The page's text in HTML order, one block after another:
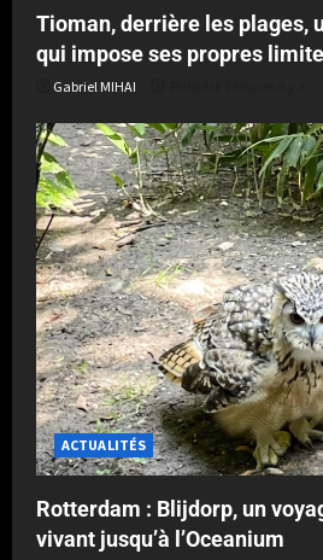
Tioman, derrière les plages,
qui impose ses propres
Gabriel MIHAI
ACTUALITÉS
Rotterdam : Blijdorp, un
vivant jusqu’à l’Oceanium